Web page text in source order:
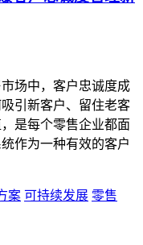
场中，客户忠诚度成
引新客户、留住老客
是每个零售企业都面
作为一种有效的客户
案 可持续发展 零售